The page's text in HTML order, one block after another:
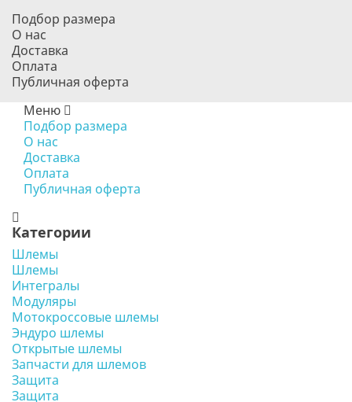
Подбор размера
О нас
Доставка
Оплата
Публичная оферта
Меню
Подбор размера
О нас
Доставка
Оплата
Публичная оферта
Категории
Шлемы
Шлемы
Интегралы
Модуляры
Мотокроссовые шлемы
Эндуро шлемы
Открытые шлемы
Запчасти для шлемов
Защита
Защита